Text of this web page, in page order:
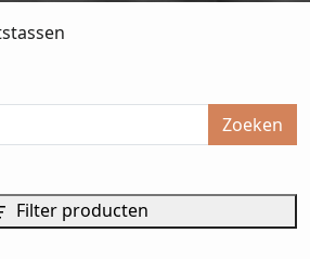
Zoeken
Filter producten